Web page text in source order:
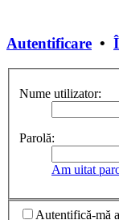
Autentificare •
Nume utilizator:
Parolă:
Am uitat
Autentifică-mă